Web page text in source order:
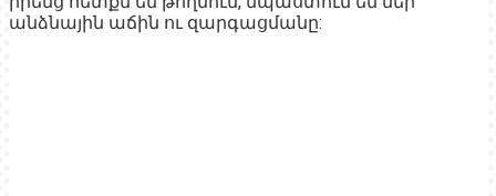
անձնային աճին ու զարգացմանը: